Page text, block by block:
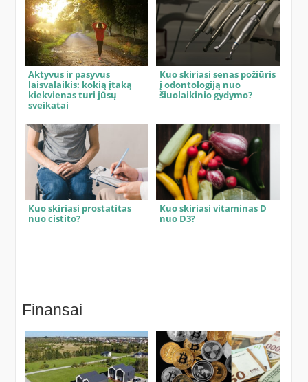
Aktyvus ir pasyvus
laisvalaikis: kokią įtaką
kiekvienas turi jūsų
sveikatai
Kuo skiriasi senas požiūris
į odontologiją nuo
šiuolaikinio gydymo?
Kuo skiriasi prostatitas
nuo cistito?
Kuo skiriasi vitaminas D
nuo D3?
Finansai